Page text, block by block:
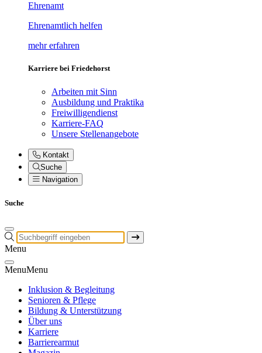
Ehrenamt
Ehrenamtlich helfen
mehr erfahren
Karriere bei Friedehorst
Arbeiten mit Sinn
Ausbildung und Praktika
Freiwilligendienst
Karriere-FAQ
Unsere Stellenangebote
Kontakt
Suche
Navigation
Suche
Menu
MenuMenu
Inklusion & Begleitung
Senioren & Pflege
Bildung & Unterstützung
Über uns
Karriere
Barrierearmut